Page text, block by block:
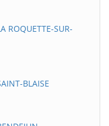
SUR-
BLAISE